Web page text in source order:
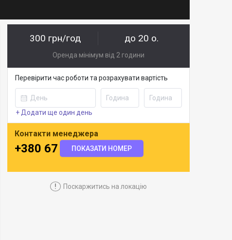
300 грн/год до 20 о.
Оренда мінімум від 2 години
Перевірити час роботи та розрахувати вартість
+ Додати ще один день
Контакти менеджера
+380 67 489 8974
ПОКАЗАТИ НОМЕР
! Поскаржитись на локацію